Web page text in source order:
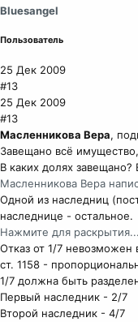
Bluesangel
Пользователь
25 Дек 2009
#13
25 Дек 2009
#13
Масленникова Вера,
Завещано всё
В каких долях завещано?
Масленникова Вера
Одной из наследниц
наследнице - остальное.
Нажмите для раскрытия...
Отказ от 1/7 невозможен
ст. 1158 -
1/7 должна быть
Первый наследник - 2/7
Второй наследник - 4/7